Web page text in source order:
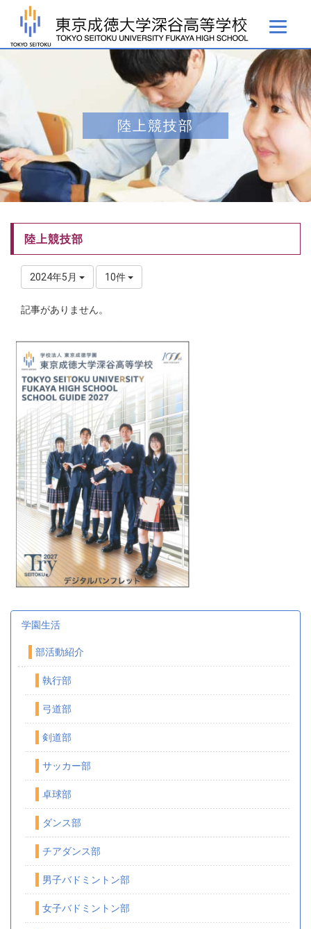
陸上競技部
陸上競技部
2024年5月 10件
記事がありません。
学園生活
部活動紹介
執行部
弓道部
剣道部
サッカー部
卓球部
ダンス部
チアダンス部
男子バドミントン部
女子バドミントン部